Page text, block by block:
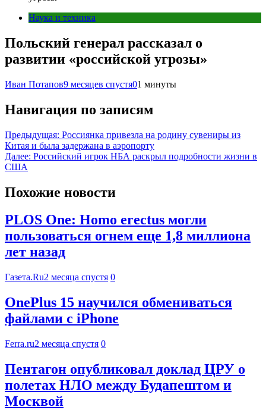
Наука и техника
Польский генерал рассказал о
развитии «российской угрозы»
Иван Потапов9 месяцев спустя01 минуты
Навигация по записям
Предыдущая: Россиянка привезла на родину сувениры из
Китая и была задержана в аэропорту
Далее: Российский игрок НБА раскрыл подробности жизни в
США
Похожие новости
PLOS One: Homo erectus могли
пользоваться огнем еще 1,8 миллиона
лет назад
Газета.Ru2 месяца спустя 0
OnePlus 15 научился обмениваться
файлами с iPhone
Ferra.ru2 месяца спустя 0
Пентагон опубликовал доклад ЦРУ о
полетах НЛО между Будапештом и
Москвой